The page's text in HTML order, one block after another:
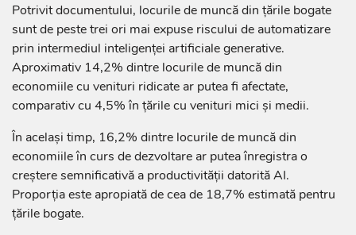
Potrivit documentului, locurile de muncă din țările bogate
sunt de peste trei ori mai expuse riscului de automatizare
prin intermediul inteligenței artificiale generative.
Aproximativ 14,2% dintre locurile de muncă din
economiile cu venituri ridicate ar putea fi afectate,
comparativ cu 4,5% în țările cu venituri mici și medii.
În același timp, 16,2% dintre locurile de muncă din
economiile în curs de dezvoltare ar putea înregistra o
creștere semnificativă a productivității datorită AI.
Proporția este apropiată de cea de 18,7% estimată pentru
țările bogate.